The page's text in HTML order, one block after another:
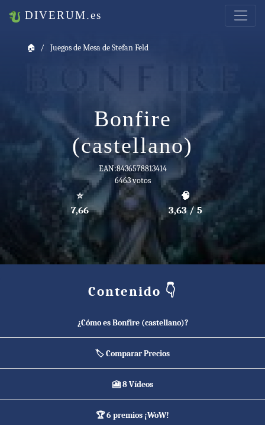
DIVERUM.es
🏠 Juegos de Mesa de Stefan Feld
Bonfire
(castellano)
EAN:8436578813414
6463 votos
⭐
7,66
🧠
3,63 / 5
Contenido 👇
¿Cómo es Bonfire (castellano)?
🏷️ Comparar Precios
🎦 8 Vídeos
🏆 6 premios ¡WoW!